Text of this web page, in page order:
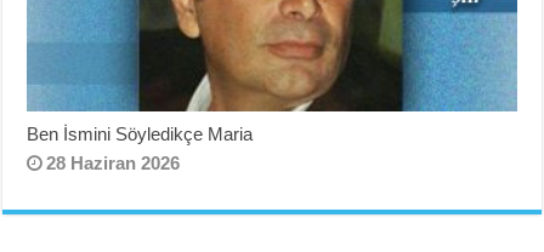
Ben İsmini Söyledikçe Maria
28 Haziran 2026